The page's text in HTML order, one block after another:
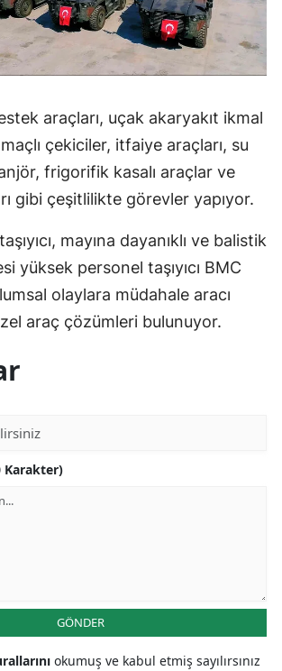
araçları, uçak akaryakıt ikmal
çekiciler, itfaiye araçları, su
frigorifik kasalı araçlar ve
gibi çeşitlilikte görevler yapıyor.
mayına dayanıklı ve balistik
yüksek personel taşıyıcı BMC
olaylara müdahale aracı
araç çözümleri bulunuyor.
Karakter)
GÖNDER
okumuş ve kabul etmiş sayılırsınız